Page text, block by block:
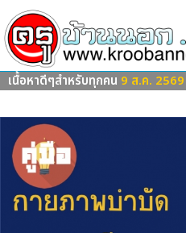
เนื้อหาดีๆสำหรับทุกคน 9 ส.ค. 2569